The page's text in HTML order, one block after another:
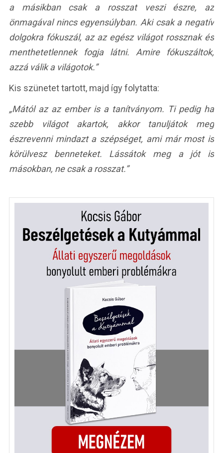
a másikban csak a rosszat veszi észre, az
önmagával nincs egyensúlyban. Aki csak a negatív
dolgokra fókuszál, az az egész világot rossznak és
menthetetlennek fogja látni. Amire fókuszáltok,
azzá válik a világotok.”
Kis szünetet tartott, majd így folytatta:
„Mától az az ember is a tanítványom. Ti pedig ha
szebb világot akartok, akkor tanuljátok meg
észrevenni mindazt a szépséget, ami már most is
körülvesz benneteket. Lássátok meg a jót is
másokban, ne csak a rosszat.”